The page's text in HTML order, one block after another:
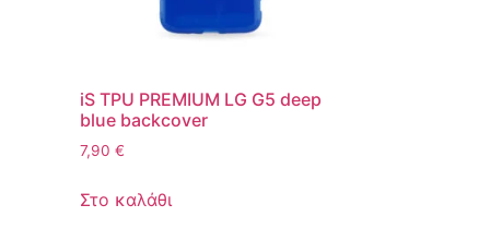
iS TPU PREMIUM LG G5 deep
blue backcover
7,90€
Στο καλάθι